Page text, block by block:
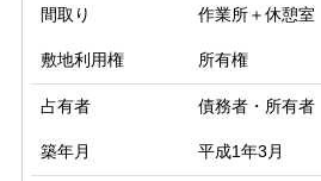
間取り 作業所＋休憩室
敷地利用権 所有権
占有者 債務者・所有者
築年月 平成1年3月